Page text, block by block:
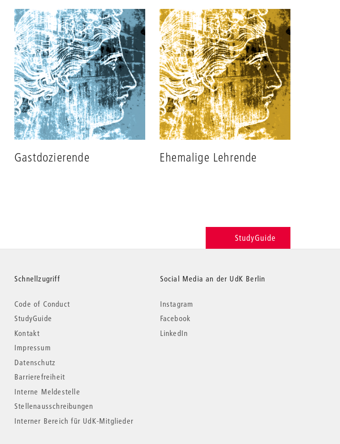
Grids
anpassen
Gastdozierende Ehemalige Lehrende
StudyGuide
Schnellzugriff
Code of Conduct
StudyGuide
Kontakt
Impressum
Datenschutz
Barrierefreiheit
Interne Meldestelle
Stellenausschreibungen
Interner Bereich für UdK-Mitglieder
Social Media an der UdK Berlin
Instagram
Facebook
LinkedIn